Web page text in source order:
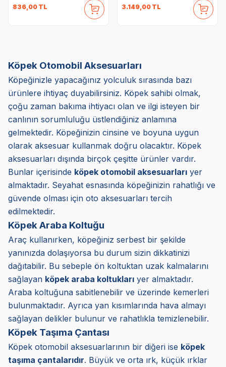
836,00 TL 3.149,00 TL
Köpek Otomobil Aksesuarları
Köpeğinizle yapacağınız yolculuk sırasında bazı
ürünlere ihtiyaç duyabilirsiniz. Köpek sahibi olmak,
çoğu zaman bakıma ihtiyacı olan ve ilgi isteyen bir
canlının sorumluluğu üstlendiğiniz anlamına
gelmektedir. Köpeğinizin cinsine ve boyuna uygun
olarak aksesuar kullanmak doğru olacaktır. Köpek
aksesuarları dışında birçok çeşitte ürünler vardır.
Bunlar içerisinde köpek otomobil aksesuarları yer
almaktadır. Seyahat esnasında köpeğinizin rahatlığı ve
güvende olması için oto aksesuarları tercih
edilmektedir.
Köpek Araba Koltuğu
Araç kullanırken, köpeğiniz serbest bir şekilde
yanınızda dolaşıyorsa bu durum sizin dikkatinizi
dağıtabilir. Bu sebeple ön koltuktan uzak kalmalarını
sağlayan köpek araba koltukları yer almaktadır.
Araba koltuğuna sabitlenebilir ve üzerinde kemerleri
bulunmaktadır. Ayrıca yan kısımlarında hava almayı
sağlayan delikler bulunur ve rahatlıkla temizlenebilir.
Köpek Taşıma Çantası
Köpek otomobil aksesuarlarının bir diğeri ise köpek
taşıma çantalarıdır. Büyük ve orta ırk, küçük ırklar